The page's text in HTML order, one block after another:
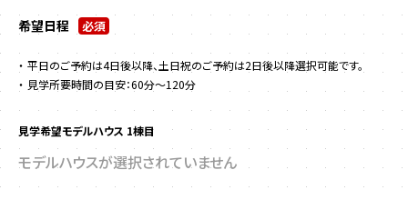
希望日程 必須
平日のご予約は4日後以降、土日祝のご予約は2日後以降選択可能です。
見学所要時間の目安：60分～120分
見学希望モデルハウス 1棟目
モデルハウスが選択されていません